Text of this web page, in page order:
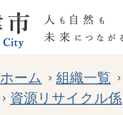
ホーム
組織一覧
資源リサイクル係